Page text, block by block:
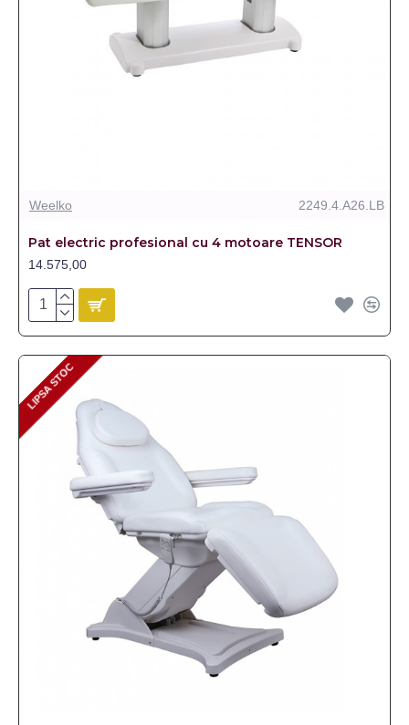
Weelko 2249.4.A26.LB
Pat electric profesional cu 4 motoare TENSOR
14.575,00
LIPSA STOC
LIPSA STOC